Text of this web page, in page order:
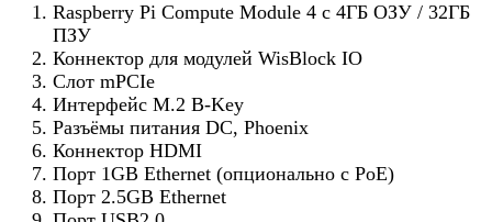
Raspberry Pi Compute Module 4 с 4ГБ ОЗУ / 32ГБ
ПЗУ
Коннектор для модулей WisBlock IO
Слот mPCIe
Интерфейс M.2 B-Key
Разъёмы питания DC, Phoenix
Коннектор HDMI
Порт 1GB Ethernet (опционально с PoE)
Порт 2.5GB Ethernet